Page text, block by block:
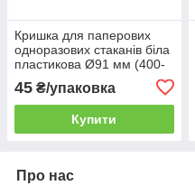
Кришка для паперових
одноразових стаканів біла
пластикова Ø91 мм (400-
(1ящ/40уп/2000шт)
45 ₴/упаковка
Купити
Про нас